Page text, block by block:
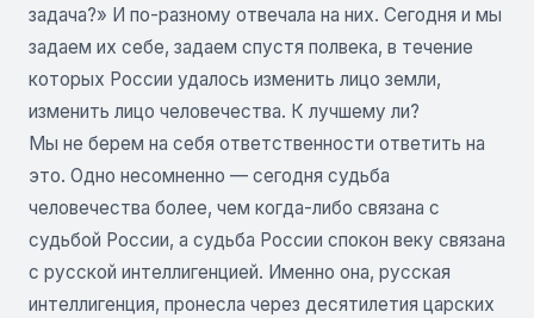
задача?» И по-разному отвечала на них. Сегодня и мы
задаем их себе, задаем спустя полвека, в течение
которых России удалось изменить лицо земли,
изменить лицо человечества. К лучшему ли?
Мы не берем на себя ответственности ответить на
это. Одно несомненно — сегодня судьба
человечества более, чем когда-либо связана с
судьбой России, а судьба России спокон веку связана
с русской интеллигенцией. Именно она, русская
интеллигенция, пронесла через десятилетия царских